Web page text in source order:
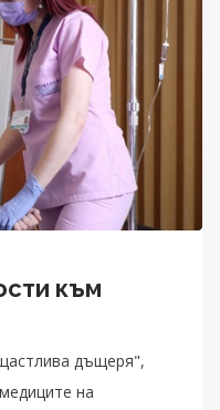
към
дъщеря",
на